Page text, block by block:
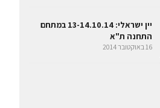
יין ישראלי: 13-14.10.14 במתחם
התחנה ת"א
16 באוקטובר 2014